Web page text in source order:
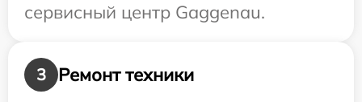
сервисный центр Gaggenau.
3
Ремонт техники